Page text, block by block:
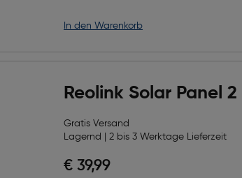
in den Warenkorb
Reolink Solar Panel 2
Gratis Versand
Lagernd | 2 bis 3 Werktage Lieferzeit
€ 39,99